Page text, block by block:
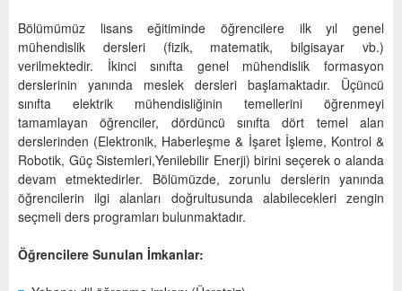
Bölümümüz lisans eğitiminde öğrencilere ilk yıl genel
mühendislik dersleri (fizik, matematik, bilgisayar vb.)
verilmektedir. İkinci sınıfta genel mühendislik formasyon
derslerinin yanında meslek dersleri başlamaktadır. Üçüncü
sınıfta elektrik mühendisliğinin temellerini öğrenmeyi
tamamlayan öğrenciler, dördüncü sınıfta dört temel alan
derslerinden (Elektronik, Haberleşme & İşaret İşleme, Kontrol &
Robotik, Güç Sistemleri,Yenilebilir Enerji) birini seçerek o alanda
devam etmektedirler. Bölümüzde, zorunlu derslerin yanında
öğrencilerin ilgi alanları doğrultusunda alabilecekleri zengin
seçmeli ders programları bulunmaktadır.
Öğrencilere Sunulan İmkanlar: